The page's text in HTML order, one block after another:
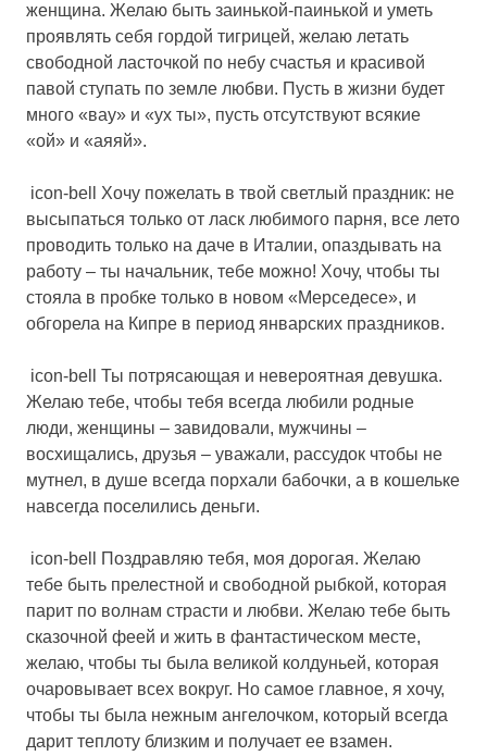
женщина. Желаю быть заинькой-паинькой и уметь
проявлять себя гордой тигрицей, желаю летать
свободной ласточкой по небу счастья и красивой
павой ступать по земле любви. Пусть в жизни будет
много «вау» и «ух ты», пусть отсутствуют всякие
«ой» и «аяяй».
icon-bell Хочу пожелать в твой светлый праздник: не
высыпаться только от ласк любимого парня, все лето
проводить только на даче в Италии, опаздывать на
работу – ты начальник, тебе можно! Хочу, чтобы ты
стояла в пробке только в новом «Мерседесе», и
обгорела на Кипре в период январских праздников.
icon-bell Ты потрясающая и невероятная девушка.
Желаю тебе, чтобы тебя всегда любили родные
люди, женщины – завидовали, мужчины –
восхищались, друзья – уважали, рассудок чтобы не
мутнел, в душе всегда порхали бабочки, а в кошельке
навсегда поселились деньги.
icon-bell Поздравляю тебя, моя дорогая. Желаю
тебе быть прелестной и свободной рыбкой, которая
парит по волнам страсти и любви. Желаю тебе быть
сказочной феей и жить в фантастическом месте,
желаю, чтобы ты была великой колдуньей, которая
очаровывает всех вокруг. Но самое главное, я хочу,
чтобы ты была нежным ангелочком, который всегда
дарит теплоту близким и получает ее взамен.